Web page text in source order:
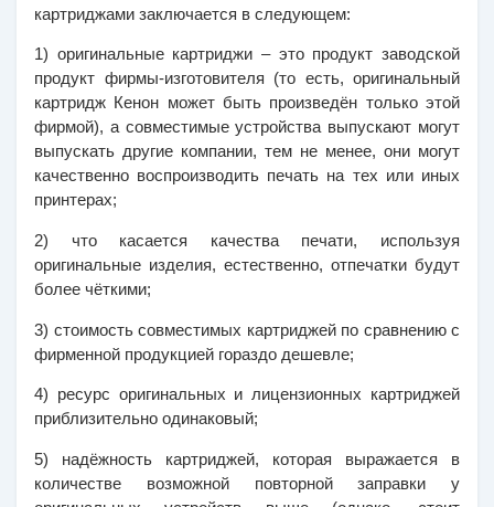
картриджами заключается в следующем:
1) оригинальные картриджи – это продукт заводской
продукт фирмы-изготовителя (то есть, оригинальный
картридж Кенон может быть произведён только этой
фирмой), а совместимые устройства выпускают могут
выпускать другие компании, тем не менее, они могут
качественно воспроизводить печать на тех или иных
принтерах;
2) что касается качества печати, используя
оригинальные изделия, естественно, отпечатки будут
более чёткими;
3) стоимость совместимых картриджей по сравнению с
фирменной продукцией гораздо дешевле;
4) ресурс оригинальных и лицензионных картриджей
приблизительно одинаковый;
5) надёжность картриджей, которая выражается в
количестве возможной повторной заправки у